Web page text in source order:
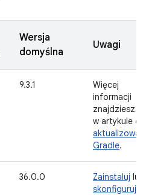
Wersja
domyślna
Uwagi
9.3.1
Więcej
informacji
znajdziesz
w artykule o
Gradle.
36.0.0 Zainstaluj lub
skonfiguruj